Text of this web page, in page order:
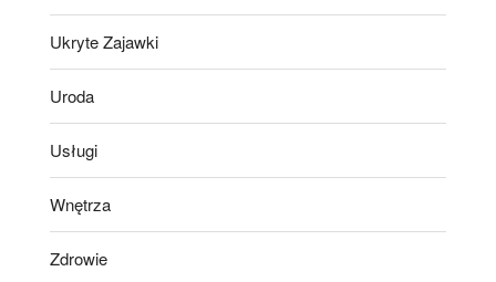
Ukryte Zajawki
Uroda
Usługi
Wnętrza
Zdrowie